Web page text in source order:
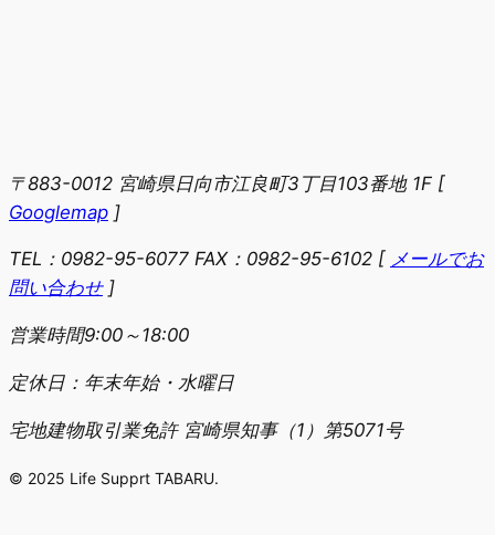
〒883-0012 宮崎県日向市江良町3丁目103番地 1F [
Googlemap ]
TEL：0982-95-6077 FAX：0982-95-6102 [ メールでお
問い合わせ]
営業時間9:00～18:00
定休日：年末年始・水曜日
宅地建物取引業免許 宮崎県知事（1）第5071号
© 2025 Life Supprt TABARU.